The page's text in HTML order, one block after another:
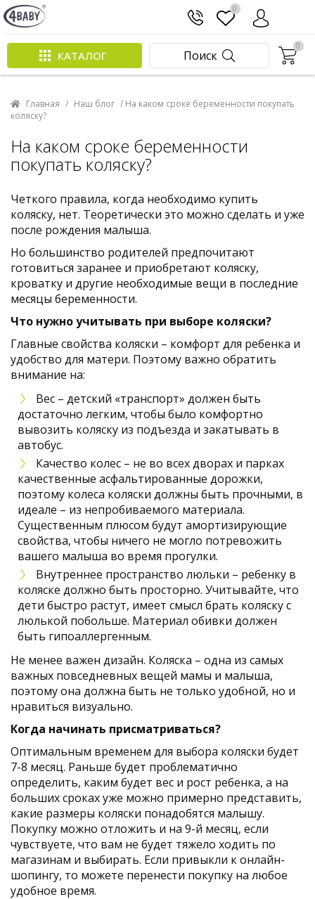
КАТАЛОГ Поиск
0
0
Главная / Наш блог / На каком сроке беременности покупать
коляску?
На каком сроке беременности
покупать коляску?
Четкого правила, когда необходимо купить
коляску, нет. Теоретически это можно сделать и уже
после рождения малыша.
Но большинство родителей предпочитают
готовиться заранее и приобретают коляску,
кроватку и другие необходимые вещи в последние
месяцы беременности.
Что нужно учитывать при выборе коляски?
Главные свойства коляски – комфорт для ребенка и
удобство для матери. Поэтому важно обратить
внимание на:
Вес – детский «транспорт» должен быть
достаточно легким, чтобы было комфортно
вывозить коляску из подъезда и закатывать в
автобус.
Качество колес – не во всех дворах и парках
качественные асфальтированные дорожки,
поэтому колеса коляски должны быть прочными, в
идеале – из непробиваемого материала.
Существенным плюсом будут амортизирующие
свойства, чтобы ничего не могло потревожить
вашего малыша во время прогулки.
Внутреннее пространство люльки – ребенку в
коляске должно быть просторно. Учитывайте, что
дети быстро растут, имеет смысл брать коляску с
люлькой побольше. Материал обивки должен
быть гипоаллергенным.
Не менее важен дизайн. Коляска – одна из самых
важных повседневных вещей мамы и малыша,
поэтому она должна быть не только удобной, но и
нравиться визуально.
Когда начинать присматриваться?
Оптимальным временем для выбора коляски будет
7-8 месяц. Раньше будет проблематично
определить, каким будет вес и рост ребенка, а на
больших сроках уже можно примерно представить,
какие размеры коляски понадобятся малышу.
Покупку можно отложить и на 9-й месяц, если
чувствуете, что вам не будет тяжело ходить по
магазинам и выбирать. Если привыкли к онлайн-
шопингу, то можете перенести покупку на любое
удобное время.